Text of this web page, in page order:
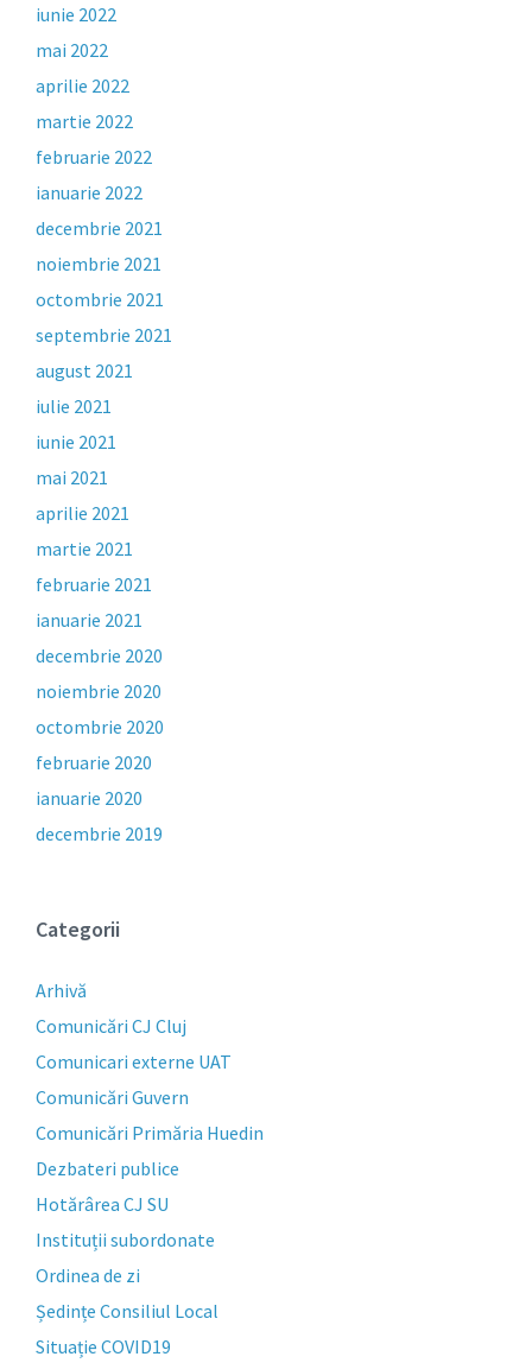
iunie 2022
mai 2022
aprilie 2022
martie 2022
februarie 2022
ianuarie 2022
decembrie 2021
noiembrie 2021
octombrie 2021
septembrie 2021
august 2021
iulie 2021
iunie 2021
mai 2021
aprilie 2021
martie 2021
februarie 2021
ianuarie 2021
decembrie 2020
noiembrie 2020
octombrie 2020
februarie 2020
ianuarie 2020
decembrie 2019
Categorii
Arhivă
Comunicări CJ Cluj
Comunicari externe UAT
Comunicări Guvern
Comunicări Primăria Huedin
Dezbateri publice
Hotărârea CJ SU
Instituții subordonate
Ordinea de zi
Ședințe Consiliul Local
Situație COVID19